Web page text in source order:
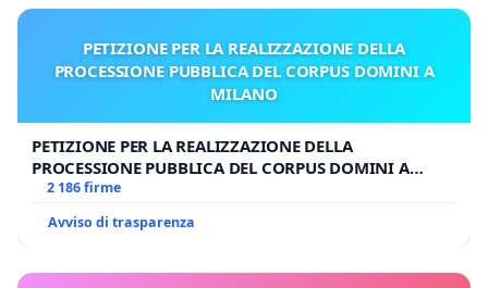
PETIZIONE PER LA REALIZZAZIONE DELLA
PROCESSIONE PUBBLICA DEL CORPUS DOMINI A
MILANO
PETIZIONE PER LA REALIZZAZIONE DELLA
PROCESSIONE PUBBLICA DEL CORPUS DOMINI A
MILANO
2 186 firme
Avviso di trasparenza